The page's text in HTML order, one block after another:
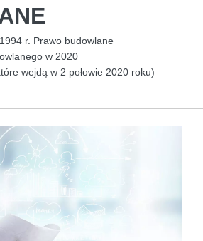
r. Prawo budowlane
w 2020
wejdą w 2 połowie 2020 roku)